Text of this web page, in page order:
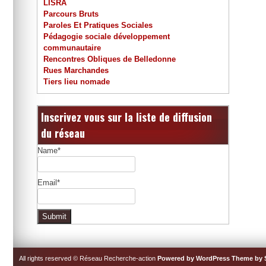
LISRA
Parcours Bruts
Paroles Et Pratiques Sociales
Pédagogie sociale développement
communautaire
Rencontres Obliques de Belledonne
Rues Marchandes
Tiers lieu nomade
Inscrivez vous sur la liste de diffusion
du réseau
Name*
Email*
All rights reserved © Réseau Recherche-action Powered by WordPress Theme by